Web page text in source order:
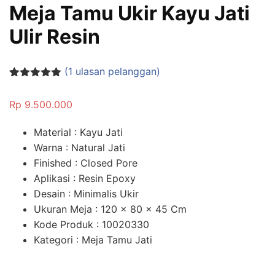
Meja Tamu Ukir Kayu Jati
Ulir Resin
berdasarka
(1 ulasan pelanggan)
Rp 9.500.000
Material : Kayu Jati
Warna : Natural Jati
Finished : Closed Pore
Aplikasi : Resin Epoxy
Desain : Minimalis Ukir
Ukuran Meja : 120 x 80 x 45 Cm
Kode Produk : 10020330
Kategori : Meja Tamu Jati